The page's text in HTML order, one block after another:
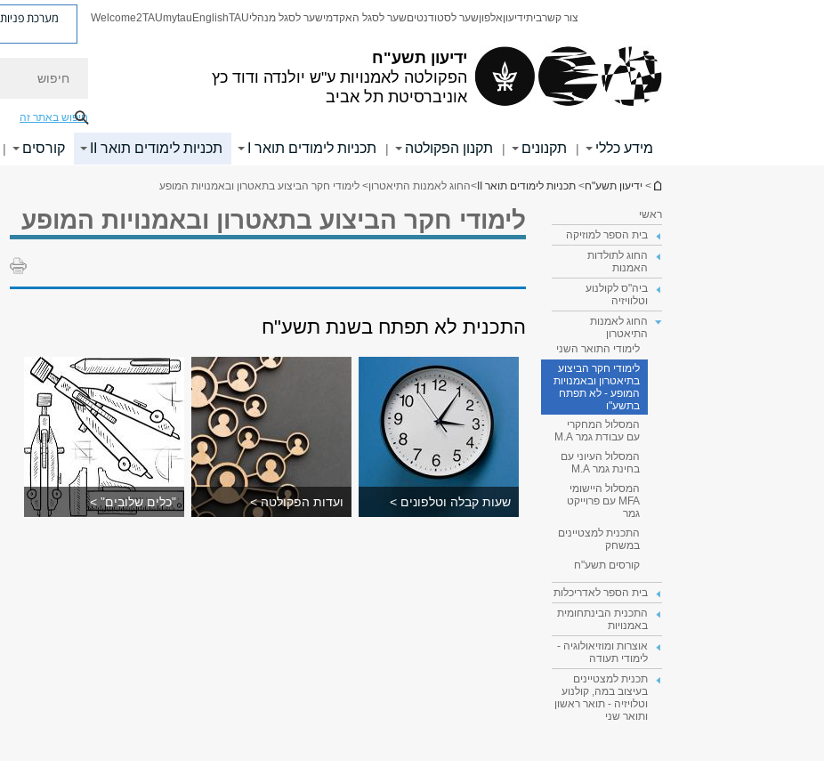
ידיעון תשע"ח
הפקולטה לאמנויות ע"ש יולנדה ודוד כץ
אוניברסיטת תל אביב
צור קשרביתידיעוןאלפוןשער לסטודנטיםשער לסגל האקדמישער לסגל מנהליTAU
English
mytau
Welcome2TAU מערכת פניות
חיפוש באתר זה
מידע כללי | תקנונים | תקנון הפקולטה | תכניות לימודים תואר I תכניות לימודים תואר II קורסים |
הינך נמצא כאן
> ידיעון תשע"ח> תכניות לימודים תואר II >החוג לאמנות התיאטרון> לימודי חקר הביצוע בתאטרון ובאמנויות המופע
ראשי
בית הספר למוזיקה
החוג לתולדות
האמנות
ביה"ס לקולנוע
וטלוויזיה
החוג לאמנות
התיאטרון
לימודי התואר השני
לימודי חקר הביצוע
בתיאטרון ובאמנויות
המופע - לא תפתח
בתשע"ו
המסלול המחקרי
עם עבודת גמר M.A
המסלול העיוני עם
בחינת גמר M.A
המסלול היישומי
MFA עם פרוייקט
גמר
התכנית למצטיינים
במשחק
קורסים תשע"ח
בית הספר לאדריכלות
התכנית הבינתחומית
באמנויות
אוצרות ומוזיאולוגיה -
לימודי תעודה
תכנית למצטיינים
בעיצוב במה, קולנוע
וטלויזיה - תואר ראשון
ותואר שני
לימודי חקר הביצוע בתאטרון ובאמנויות המופע
התכנית לא תפתח בשנת תשע"ח
שעות קבלה וטלפונים > ועדות הפקולטה > "כלים שלובים" >